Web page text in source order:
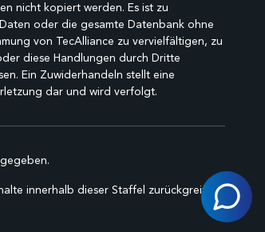
nicht kopiert werden. Es ist zu
oder die gesamte Datenbank ohne
von TecAlliance zu vervielfältigen, zu
diese Handlungen durch Dritte
Ein Zuwiderhandeln stellt eine
dar und wird verfolgt.
innerhalb dieser Staffel zurückgreifen.